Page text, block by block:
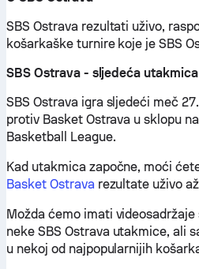
SBS Ostrava rezultati uživo,
košarkaške turnire koje je SBS
SBS Ostrava - sljedeća utakmica
SBS Ostrava igra sljedeći meč
protiv Basket Ostrava u sklopu
Basketball League.
Kad utakmica započne, moći
Basket Ostrava rezultate uživo
Možda ćemo imati
neke SBS Ostrava utakmice, ali
u nekoj od najpopularnijih